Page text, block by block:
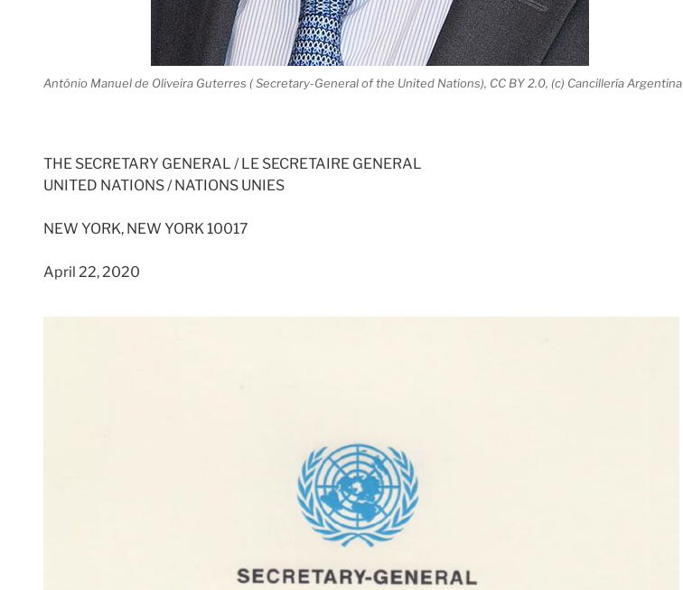
António Manuel de Oliveira Guterres ( Secretary-General of the United Nations), CC BY 2.0, (c) Cancillería Argentina
THE SECRETARY GENERAL / LE SECRETAIRE GENERAL
UNITED NATIONS / NATIONS UNIES
NEW YORK, NEW YORK 10017
April 22, 2020